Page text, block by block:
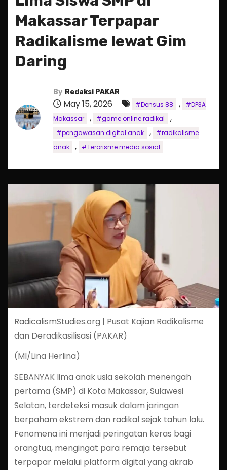
Makassar Terpapar
Radikalisme lewat Gim
Daring
By Redaksi PAKAR
May 15, 2026 #Densus 88 ,
#DP3A
Makassar
, #game online radikal ,
#pengawasan digital anak ,
#radikalisme
anak
, #Terorisme media sosial
RadicalismStudies.org | Pusat Kajian Radikalisme
dan Deradikasilisasi (PAKAR)
(MI/Lina Herlina)
SEBANYAK lima anak usia sekolah menengah
pertama (SMP) di Kota Makassar, Sulawesi
Selatan, terdeteksi masuk dalam jaringan
berpaham ekstrem dan radikal sejak tahun lalu.
Fenomena ini menjadi peringatan keras bagi
orangtua, mengingat para remaja tersebut
terpapar melalui platform digital yang akrab